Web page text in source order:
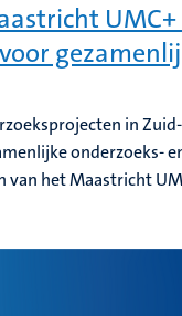
UMC+
in
onderzoeks-
van het Maastricht